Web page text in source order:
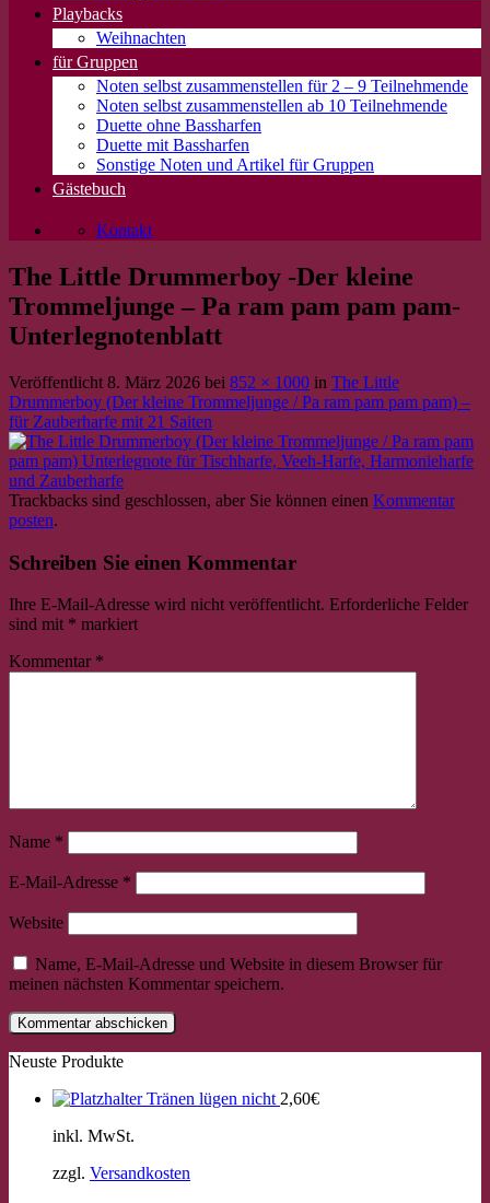
Playbacks
Weihnachten
für Gruppen
Noten selbst zusammenstellen für 2 – 9 Teilnehmende
Noten selbst zusammenstellen ab 10 Teilnehmende
Duette ohne Bassharfen
Duette mit Bassharfen
Sonstige Noten und Artikel für Gruppen
Gästebuch
Kontakt
The Little Drummerboy -Der kleine
Trommeljunge – Pa ram pam pam pam-
Unterlegnotenblatt
Veröffentlicht 8. März 2026 bei 852 × 1000 in The Little
Drummerboy (Der kleine Trommeljunge / Pa ram pam pam pam) –
für Zauberharfe mit 21 Saiten
Trackbacks sind geschlossen, aber Sie können einen Kommentar
posten.
Schreiben Sie einen Kommentar
Ihre E-Mail-Adresse wird nicht veröffentlicht. Erforderliche Felder
sind mit * markiert
Kommentar *
Name *
E-Mail-Adresse *
Website
Name, E-Mail-Adresse und Website in diesem Browser für
meinen nächsten Kommentar speichern.
Neuste Produkte
Tränen lügen nicht 2,60€
inkl. MwSt.
zzgl. Versandkosten
Chat Support